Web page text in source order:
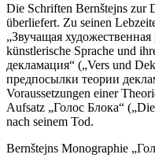
Die Schriften Bernštejns zur
überliefert. Zu seinen
„Звучащая
künstlerische Sprache und
декламация“ („Vers und
предпосылки теории
Voraussetzungen einer
Aufsatz „Голос Блока“
nach seinem Tod.
Bernštejns Monographie